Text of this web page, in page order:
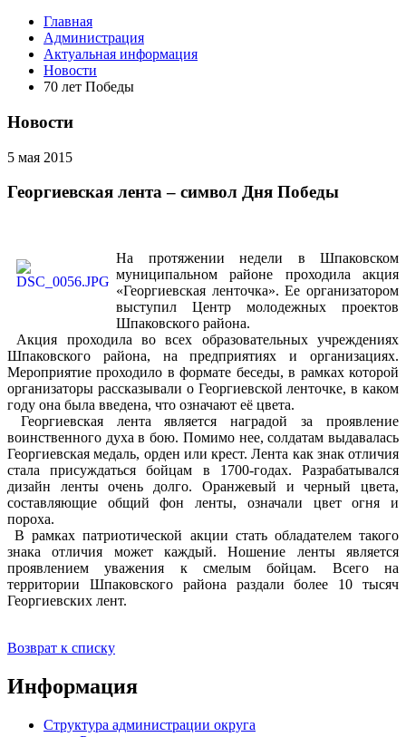
Главная
Администрация
Актуальная информация
Новости
70 лет Победы
Новости
5 мая 2015
Георгиевская лента – символ Дня Победы
На протяжении недели в Шпаковском
муниципальном районе проходила акция
«Георгиевская ленточка». Ее организатором
выступил Центр молодежных проектов
Шпаковского района.
Акция проходила во всех образовательных учреждениях
Шпаковского района, на предприятиях и организациях.
Мероприятие проходило в формате беседы, в рамках которой
организаторы рассказывали о Георгиевской ленточке, в каком
году она была введена, что означают её цвета.
Георгиевская лента является наградой за проявление
воинственного духа в бою. Помимо нее, солдатам выдавалась
Георгиевская медаль, орден или крест. Лента как знак отличия
стала присуждаться бойцам в 1700-годах. Разрабатывался
дизайн ленты очень долго. Оранжевый и черный цвета,
составляющие общий фон ленты, означали цвет огня и
пороха.
В рамках патриотической акции стать обладателем такого
знака отличия может каждый. Ношение ленты является
проявлением уважения к смелым бойцам. Всего на
территории Шпаковского района раздали более 10 тысяч
Георгиевских лент.
Возврат к списку
Информация
Структура администрации округа